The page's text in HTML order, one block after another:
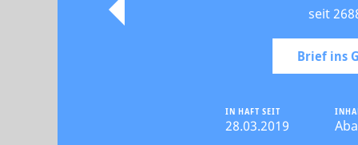
seit
Brief ins
IN HAFT SEIT
28.03.2019